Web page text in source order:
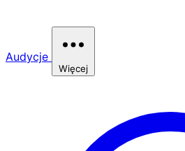
Audycje
Więcej